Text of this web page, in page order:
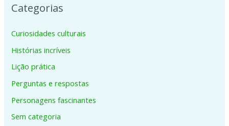
Categorias
Curiosidades culturais
Histórias incríveis
Lição prática
Perguntas e respostas
Personagens fascinantes
Sem categoria